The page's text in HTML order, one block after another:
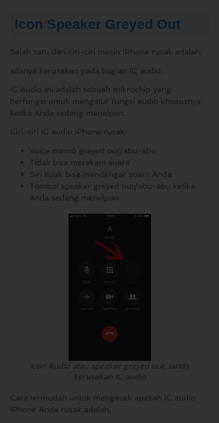
Icon Speaker Greyed Out
Salah satu dari ciri-ciri mesin iPhone rusak adalah,
adanya kerusakan pada bagian IC audio.
IC Audio ini adalah sebuah mikrochip yang
berfungsi untuk mengatur fungsi audio khususnya
ketika Anda sedang menelpon.
Ciri-ciri IC audio iPhone rusak:
Voice memo greyed out/abu-abu
Tidak bisa merekam suara
Siri tidak bisa mendengar suara Anda
Tombol speaker greyed out/abu-abu ketika
Anda sedang menelpon
Icon Audio atau speaker greyed out, tanda
kerusakan IC audio
Cara termudah untuk mengecek apakah IC audio
iPhone Anda rusak adalah,